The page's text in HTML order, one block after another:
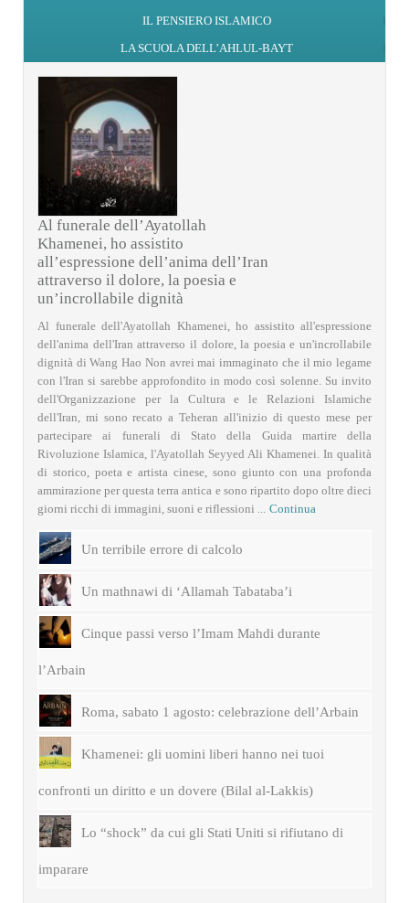
IL PENSIERO ISLAMICO
LA SCUOLA DELL’AHLUL-BAYT
Al funerale dell’Ayatollah
Khamenei, ho assistito
all’espressione dell’anima dell’Iran
attraverso il dolore, la poesia e
un’incrollabile dignità
Al funerale dell'Ayatollah Khamenei, ho assistito all'espressione
dell'anima dell'Iran attraverso il dolore, la poesia e un'incrollabile
dignità di Wang Hao Non avrei mai immaginato che il mio legame
con l'Iran si sarebbe approfondito in modo così solenne. Su invito
dell'Organizzazione per la Cultura e le Relazioni Islamiche
dell'Iran, mi sono recato a Teheran all'inizio di questo mese per
partecipare ai funerali di Stato della Guida martire della
Rivoluzione Islamica, l'Ayatollah Seyyed Ali Khamenei. In qualità
di storico, poeta e artista cinese, sono giunto con una profonda
ammirazione per questa terra antica e sono ripartito dopo oltre dieci
giorni ricchi di immagini, suoni e riflessioni ...
Continua
Un terribile errore di calcolo
Un mathnawi di ‘Allamah Tabataba’i
Cinque passi verso l’Imam Mahdi durante
l’Arbain
Roma, sabato 1 agosto: celebrazione dell’Arbain
Khamenei: gli uomini liberi hanno nei tuoi
confronti un diritto e un dovere (Bilal al-Lakkis)
Lo “shock” da cui gli Stati Uniti si rifiutano di
imparare